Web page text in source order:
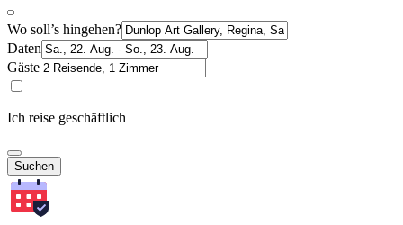
Wo soll’s hingehen?
Daten
Gäste
Ich reise geschäftlich
Suchen